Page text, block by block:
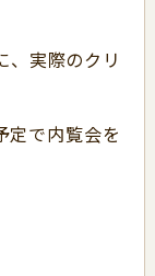
、実際のクリ
定で内覧会を